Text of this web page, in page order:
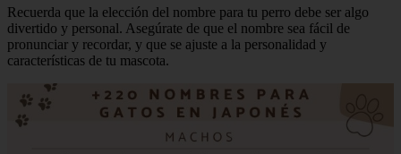
Recuerda que la elección del nombre para tu perro debe ser algo
divertido y personal. Asegúrate de que el nombre sea fácil de
pronunciar y recordar, y que se ajuste a la personalidad y
características de tu mascota.